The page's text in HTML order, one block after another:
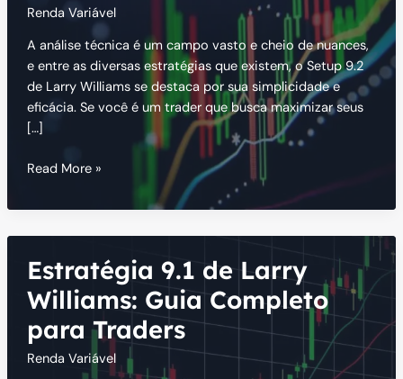
Renda Variável
A análise técnica é um campo vasto e cheio de nuances,
e entre as diversas estratégias que existem, o Setup 9.2
de Larry Williams se destaca por sua simplicidade e
eficácia. Se você é um trader que busca maximizar seus
[…]
Setup
de
Estratégia
de
Análise
Técnica
Read More »
Estratégia 9.1 de Larry
Williams: Guia Completo
para Traders
Renda Variável